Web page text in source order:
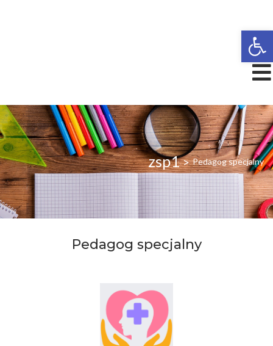
zsp1 > Pedagog specjalny
Pedagog specjalny